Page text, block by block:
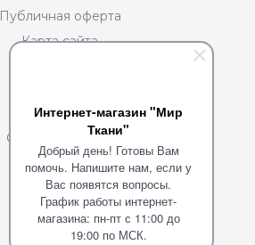
Интернет-магазин "Мир
Ткани"
Добрый день! Готовы Вам
помочь. Напишите нам, если у
Вас появятся вопросы.
График работы интернет-
магазина: пн-пт с 11:00 до
19:00 по МСК.
Публичная оферта
Карта сайта
О нас
Сотрудничество
Портфолио
Команда
Блог
Вакансии